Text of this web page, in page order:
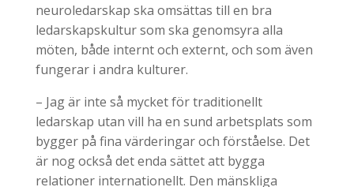
neuroledarskap ska omsättas till en bra
ledarskapskultur som ska genomsyra alla
möten, både internt och externt, och som även
fungerar i andra kulturer.
– Jag är inte så mycket för traditionellt
ledarskap utan vill ha en sund arbetsplats som
bygger på fina värderingar och förståelse. Det
är nog också det enda sättet att bygga
relationer internationellt. Den mänskliga